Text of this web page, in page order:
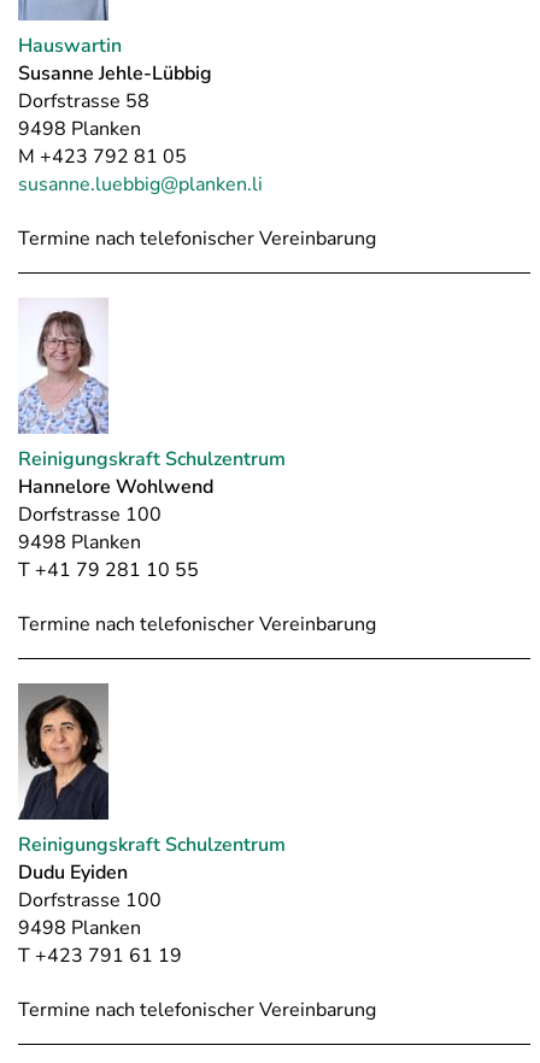
Hauswartin
Susanne Jehle-Lübbig
Dorfstrasse 58
9498 Planken
M +423 792 81 05
susanne.luebbig@planken.li
Termine nach telefonischer Vereinbarung
Reinigungskraft Schulzentrum
Hannelore Wohlwend
Dorfstrasse 100
9498 Planken
T +41 79 281 10 55
Termine nach telefonischer Vereinbarung
Reinigungskraft Schulzentrum
Dudu Eyiden
Dorfstrasse 100
9498 Planken
T +423 791 61 19
Termine nach telefonischer Vereinbarung